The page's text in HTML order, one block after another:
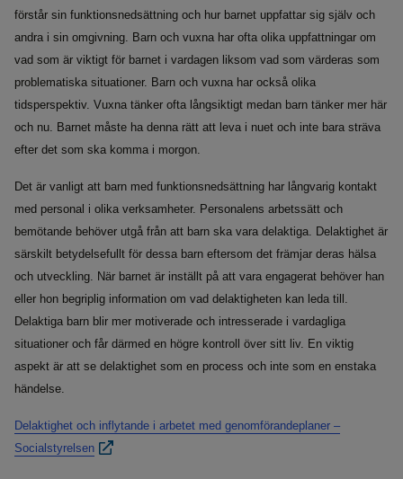
förstår sin funktionsnedsättning och hur barnet uppfattar sig själv och
andra i sin omgivning. Barn och vuxna har ofta olika uppfattningar om
vad som är viktigt för barnet i vardagen liksom vad som värderas som
problematiska situationer. Barn och vuxna har också olika
tidsperspektiv. Vuxna tänker ofta långsiktigt medan barn tänker mer här
och nu. Barnet måste ha denna rätt att leva i nuet och inte bara sträva
efter det som ska komma i morgon.
Det är vanligt att barn med funktionsnedsättning har långvarig kontakt
med personal i olika verksamheter. Personalens arbetssätt och
bemötande behöver utgå från att barn ska vara delaktiga. Delaktighet är
särskilt betydelsefullt för dessa barn eftersom det främjar deras hälsa
och utveckling. När barnet är inställt på att vara engagerat behöver han
eller hon begriplig information om vad delaktigheten kan leda till.
Delaktiga barn blir mer motiverade och intresserade i vardagliga
situationer och får därmed en högre kontroll över sitt liv. En viktig
aspekt är att se delaktighet som en process och inte som en enstaka
händelse.
Delaktighet och inflytande i arbetet med genomförandeplaner –
Socialstyrelsen